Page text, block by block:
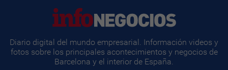
Diario digital del mundo empresarial. Información videos y
fotos sobre los principales acontecimientos y negocios de
Barcelona y el interior de España.